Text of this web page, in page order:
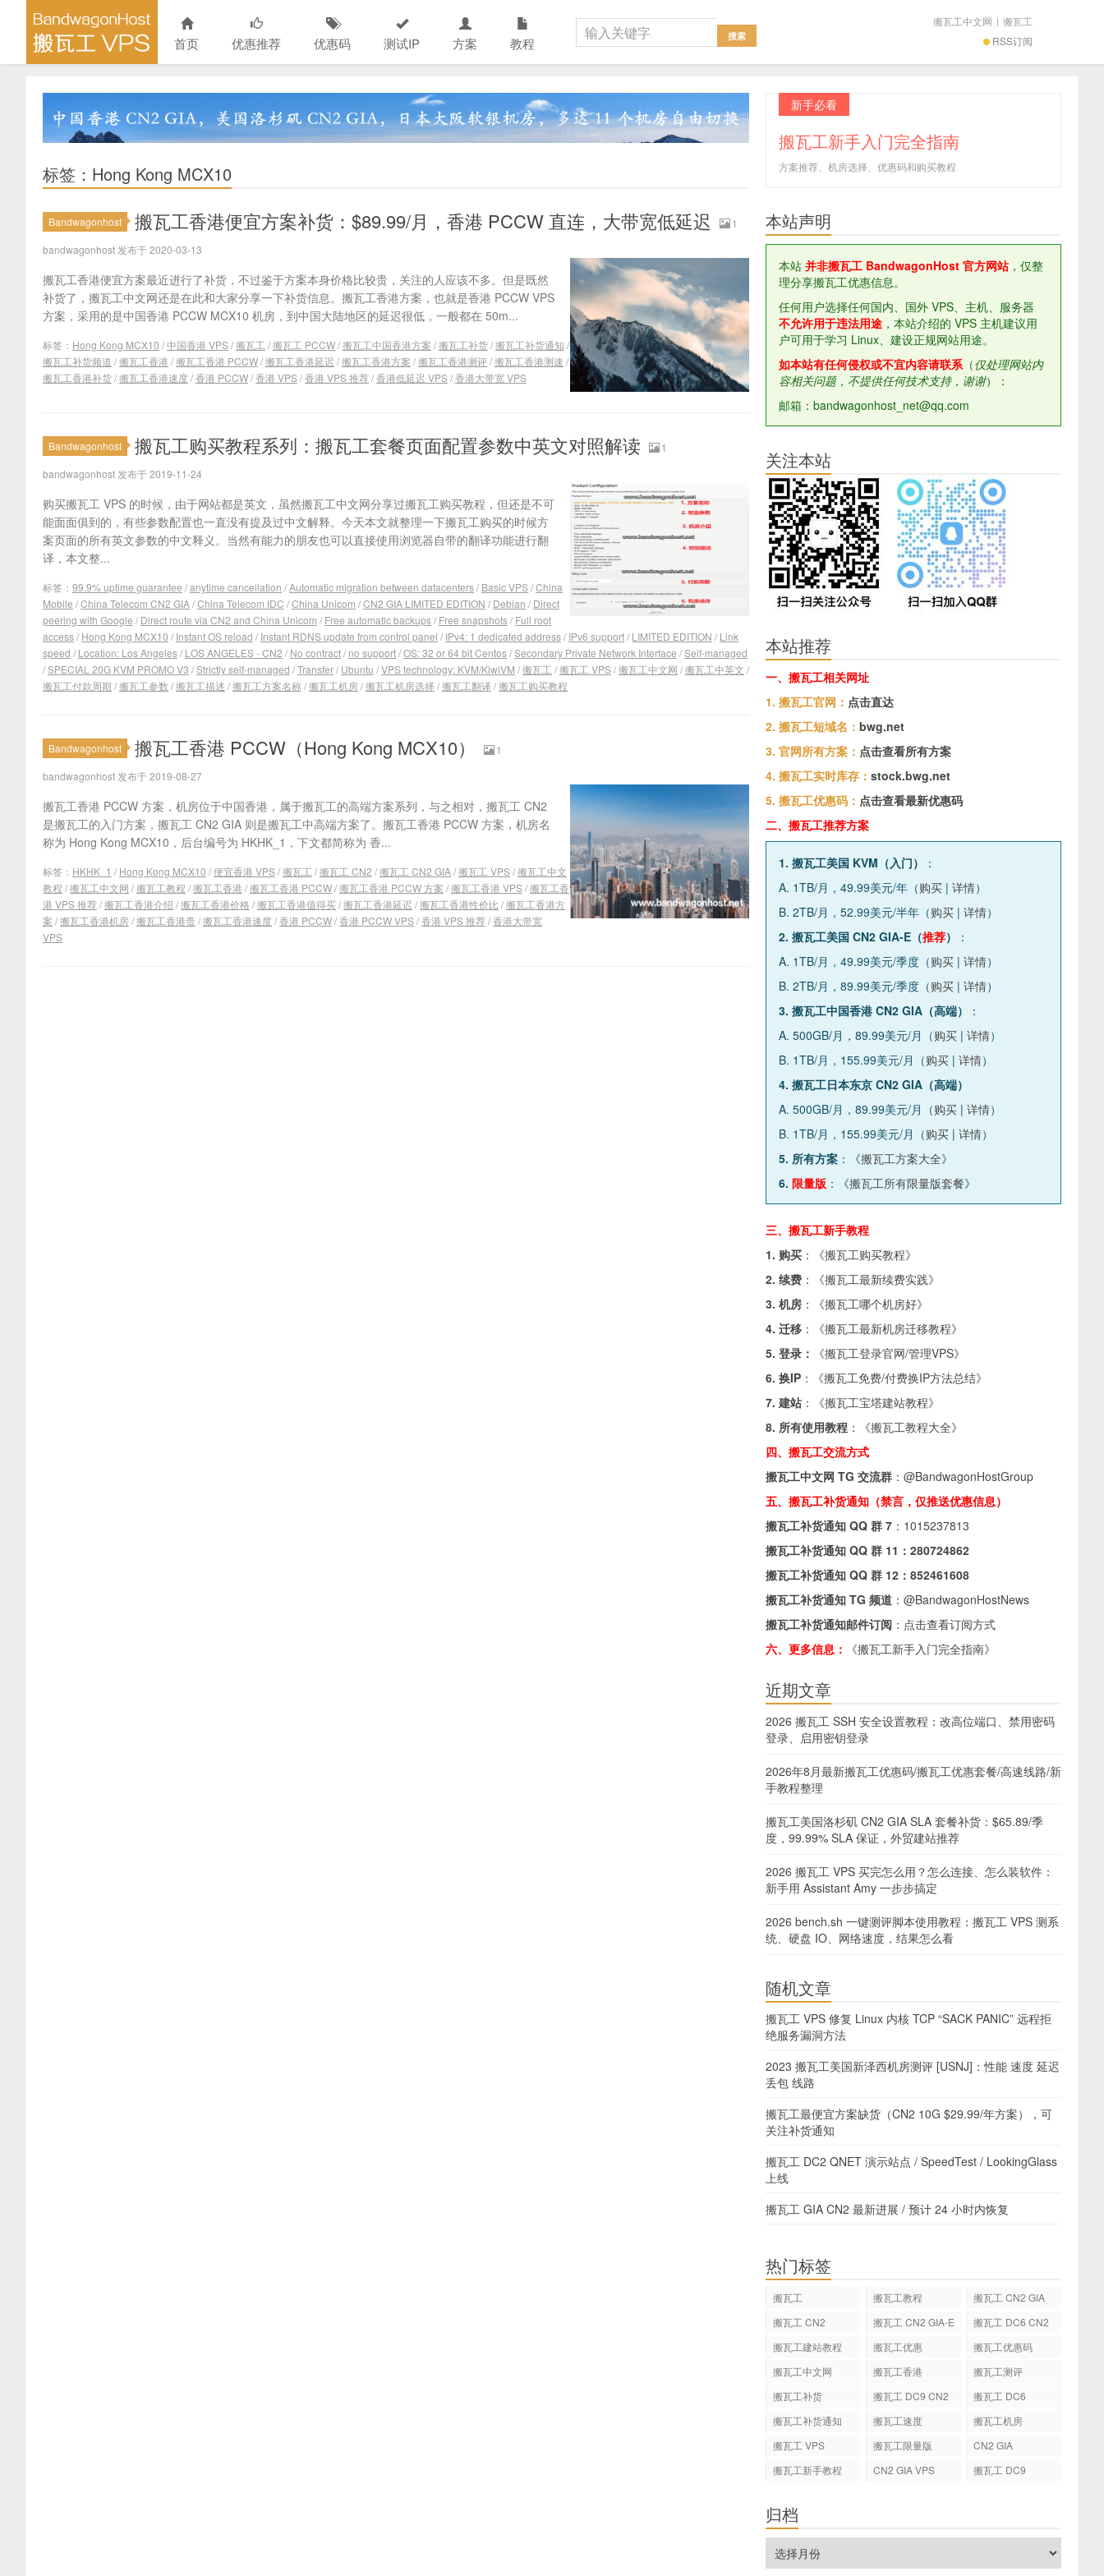
首页 优惠推荐 优惠码 测试IP 方案 教程 RSS订阅
搬瓦工中文网 | 搬瓦工
标签：Hong Kong MCX10
Bandwagonhost 搬瓦工香港便宜方案补货：$89.99/月，香港 PCCW 直连，大带宽低延迟
1
bandwagonhost 发布于 2020-03-13
搬瓦工香港便宜方案最近进行了补货，不过鉴于方案本身价格比较贵，关注的人应该不多。但是既然
补货了，搬瓦工中文网还是在此和大家分享一下补货信息。搬瓦工香港方案，也就是香港 PCCW VPS
方案，采用的是中国香港 PCCW MCX10 机房，到中国大陆地区的延迟很低，一般都在 50m...
标签： Hong Kong MCX10 /中国香港 VPS/搬瓦工 /搬瓦工 PCCW/搬瓦工中国香港方案 /搬瓦工补货/搬瓦工补货通知 /
搬瓦工补货频道 /搬瓦工香港 /搬瓦工香港 PCCW/搬瓦工香港延迟 /搬瓦工香港方案 /搬瓦工香港测评/搬瓦工香港测速 /
搬瓦工香港补货/搬瓦工香港速度/香港 PCCW/香港 VPS/香港 VPS 推荐/香港低延迟 VPS/香港大带宽 VPS
Bandwagonhost 搬瓦工购买教程系列：搬瓦工套餐页面配置参数中英文对照解读
1
bandwagonhost 发布于 2019-11-24
购买搬瓦工 VPS 的时候，由于网站都是英文，虽然搬瓦工中文网分享过搬瓦工购买教程，但还是不可
能面面俱到的，有些参数配置也一直没有提及过中文解释。今天本文就整理一下搬瓦工购买的时候方
案页面的所有英文参数的中文释义。当然有能力的朋友也可以直接使用浏览器自带的翻译功能进行翻
译，本文整...
标签： 99.9% uptime guarantee /anytime cancellation /Automatic migration between datacenters/ Basic VPS/China
Mobile /China Telecom CN2 GIA/China Telecom IDC /China Unicom /CN2 GIA LIMITED EDITION / Debian / Direct
peering with Google / Direct route via CN2 and China Unicom / Free automatic backups/ Free snapshots/ Full root
access/ Hong Kong MCX10 / Instant OS reload / Instant RDNS update from control panel / IPv4: 1 dedicated address/ IPv6 support/ LIMITED EDITION / Link
speed / Location: Los Angeles/ LOS ANGELES - CN2 / No contract/ no support/OS: 32 or 64 bit Centos/Secondary Private Network Interface /Self-managed
/SPECIAL 20G KVM PROMO V3 /Strictly self-managed /Transfer/ Ubuntu /VPS technology: KVM/KiwiVM /搬瓦工 /搬瓦工 VPS/搬瓦工中文网 /搬瓦工中英文 /
搬瓦工付款周期 /搬瓦工参数 /搬瓦工描述 /搬瓦工方案名称/搬瓦工机房/搬瓦工机房选择 /搬瓦工翻译 /搬瓦工购买教程
Bandwagonhost 搬瓦工香港 PCCW（Hong Kong MCX10）
1
bandwagonhost 发布于 2019-08-27
搬瓦工香港 PCCW 方案，机房位于中国香港，属于搬瓦工的高端方案系列，与之相对，搬瓦工 CN2
是搬瓦工的入门方案，搬瓦工 CN2 GIA 则是搬瓦工中高端方案了。搬瓦工香港 PCCW 方案，机房名
称为 Hong Kong MCX10，后台编号为 HKHK_1，下文都简称为 香...
标签： HKHK_1 / Hong Kong MCX10 /便宜香港 VPS/搬瓦工 /搬瓦工 CN2 /搬瓦工 CN2 GIA/搬瓦工 VPS/搬瓦工中文
教程 /搬瓦工中文网 /搬瓦工教程 /搬瓦工香港 /搬瓦工香港 PCCW/搬瓦工香港 PCCW 方案 /搬瓦工香港 VPS/搬瓦工香
港 VPS 推荐/搬瓦工香港介绍 /搬瓦工香港价格 /搬瓦工香港值得买/搬瓦工香港延迟 /搬瓦工香港性价比/搬瓦工香港方
案 /搬瓦工香港机房/搬瓦工香港贵/搬瓦工香港速度/香港 PCCW/香港 PCCW VPS/香港 VPS 推荐/香港大带宽
VPS
新手必看
搬瓦工新手入门完全指南
方案推荐、机房选择、优惠码和购买教程
本站声明
本站 并非搬瓦工 BandwagonHost 官方网站，仅整
理分享搬瓦工优惠信息。
任何用户选择任何国内、国外 VPS、主机、服务器
不允许用于违法用途 ，本站介绍的 VPS 主机建议用
户可用于学习 Linux、建设正规网站用途。
如本站有任何侵权或不宜内容请联系（仅处理网站内
容相关问题，不提供任何技术支持，谢谢）：
邮箱：bandwagonhost_net@qq.com
关注本站
本站推荐
一、搬瓦工相关网址
1. 搬瓦工官网： 点击直达
2. 搬瓦工短域名： bwg.net
3. 官网所有方案： 点击查看所有方案
4. 搬瓦工实时库存： stock.bwg.net
5. 搬瓦工优惠码： 点击查看最新优惠码
二、搬瓦工推荐方案
1. 搬瓦工美国 KVM（入门）
：
A. 1TB/月，49.99美元/年（购买 | 详情）
B. 2TB/月，52.99美元/半年（购买 | 详情）
2. 搬瓦工美国 CN2 GIA-E（推荐）
：
A. 1TB/月，49.99美元/季度（购买 | 详情）
B. 2TB/月，89.99美元/季度（购买 | 详情）
3. 搬瓦工中国香港 CN2 GIA（高端）
：
A. 500GB/月，89.99美元/月（购买 | 详情）
B. 1TB/月，155.99美元/月（购买 | 详情）
4. 搬瓦工日本东京 CN2 GIA（高端）
A. 500GB/月，89.99美元/月（购买 | 详情）
B. 1TB/月，155.99美元/月（购买 | 详情）
5. 所有方案 ：《搬瓦工方案大全》
6. 限量版 ：《搬瓦工所有限量版套餐》
三、搬瓦工新手教程
1. 购买 ：《搬瓦工购买教程》
2. 续费 ：《搬瓦工最新续费实践》
3. 机房 ：《搬瓦工哪个机房好》
4. 迁移 ：《搬瓦工最新机房迁移教程》
5. 登录：
《搬瓦工登录官网/管理VPS》
6. 换IP ：《搬瓦工免费/付费换IP方法总结》
7. 建站 ：《搬瓦工宝塔建站教程》
8. 所有使用教程 ：《搬瓦工教程大全》
四、搬瓦工交流方式
搬瓦工中文网 TG 交流群 ： @BandwagonHostGroup
五、搬瓦工补货通知（禁言，仅推送优惠信息）
搬瓦工补货通知 QQ 群 7 ： 1015237813
搬瓦工补货通知 QQ 群 11： 280724862
搬瓦工补货通知 QQ 群 12： 852461608
搬瓦工补货通知 TG 频道 ： @BandwagonHostNews
搬瓦工补货通知邮件订阅 ： 点击查看订阅方式
六、更多信息：
《搬瓦工新手入门完全指南》
近期文章
2026 搬瓦工 SSH 安全设置教程：改高位端口、禁用密码
登录、启用密钥登录
2026年8月最新搬瓦工优惠码/搬瓦工优惠套餐/高速线路/新
手教程整理
搬瓦工美国洛杉矶 CN2 GIA SLA 套餐补货：$65.89/季
度，99.99% SLA 保证，外贸建站推荐
2026 搬瓦工 VPS 买完怎么用？怎么连接、怎么装软件：
新手用 Assistant Amy 一步步搞定
2026 bench.sh 一键测评脚本使用教程：搬瓦工 VPS 测系
统、硬盘 IO、网络速度，结果怎么看
随机文章
搬瓦工 VPS 修复 Linux 内核 TCP “SACK PANIC” 远程拒
绝服务漏洞方法
2023 搬瓦工美国新泽西机房测评 [USNJ]：性能 速度 延迟
丢包 线路
搬瓦工最便宜方案缺货（CN2 10G $29.99/年方案），可
关注补货通知
搬瓦工 DC2 QNET 演示站点 / SpeedTest / LookingGlass
上线
搬瓦工 GIA CN2 最新进展 / 预计 24 小时内恢复
热门标签
搬瓦工 搬瓦工教程
搬瓦工 CN2 GIA
搬瓦工 CN2
搬瓦工 CN2 GIA-E
搬瓦工 DC6 CN2
搬瓦工建站教程 搬瓦工优惠
搬瓦工优惠码
搬瓦工中文网
搬瓦工香港
搬瓦工测评
搬瓦工补货
搬瓦工 DC9 CN2
搬瓦工 DC6
搬瓦工补货通知
搬瓦工速度
搬瓦工机房
搬瓦工 VPS
搬瓦工限量版
CN2 GIA
搬瓦工新手教程
CN2 GIA VPS 搬瓦工 DC9
归档